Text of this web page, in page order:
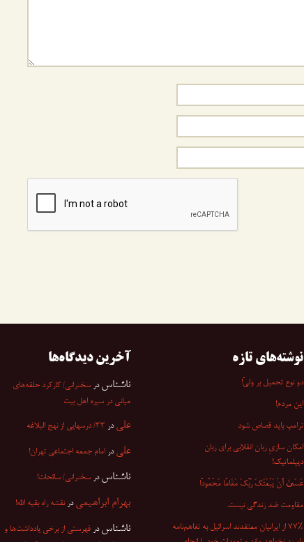
نوشته‌های تازه
دو نوع تحمیل بر ولیّ!
این مردم!
ترامپ باید قصاص شود
امکان سازیِ زبان انقلابی برای زبان
دیپلماتیک!
عَسَىٰ أَنْ یَبْعَثَکَ رَبُّکَ مَقَامًا مَحْمُودًا
مقاومت ضد زندگی نیست.
۷۷٪ از ایرانیان معتقدند اسرائیل به تفاهم‌نامه
آخرین دیدگاه‌ها
ناشناس در سخنرانی/ کارکرد حلقه‌های
میانی در سیره اهل بیت
علی در ۳۳/ درسهایی از نهج البلاغه
علی در امام جمعه اجتماعی تهران!
ناشناس در سخنرانی/ سائحات!
بهرام ابراهیمی درنقشه راه بقیه الله!
ناشناس در فهرستی از برخی یادداشت‌ها و